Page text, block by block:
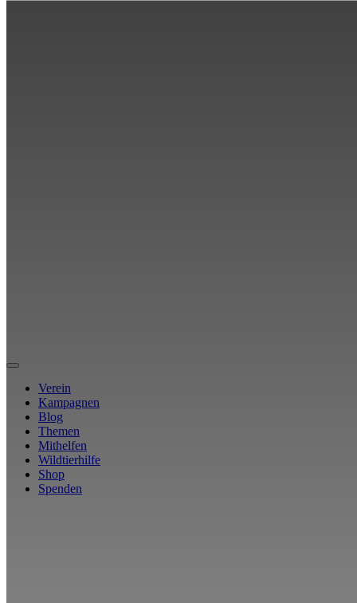
Verein
Kampagnen
Blog
Themen
Mithelfen
Wildtierhilfe
Shop
Spenden